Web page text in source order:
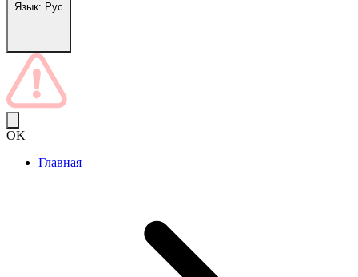
Язык: Рус
OK
Главная